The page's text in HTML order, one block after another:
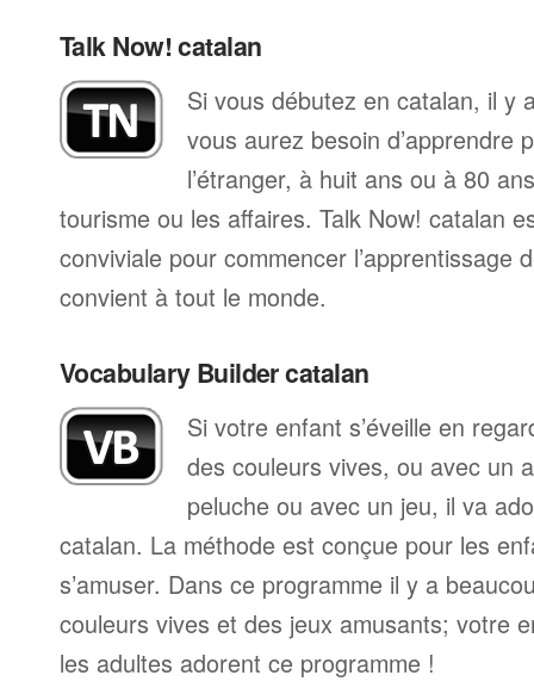
Talk Now! catalan
Si vous débutez en catalan, il y
vous aurez besoin d’apprendre
l’étranger, à huit ans ou à 80
tourisme ou les affaires. Talk Now! catalan
conviviale pour commencer l’apprentissage
convient à tout le monde.
Vocabulary Builder catalan
Si votre enfant s’éveille en
des couleurs vives, ou avec un
peluche ou avec un jeu, il va
catalan. La méthode est conçue pour les
s’amuser. Dans ce programme il y a
couleurs vives et des jeux amusants; votre
les adultes adorent ce programme !